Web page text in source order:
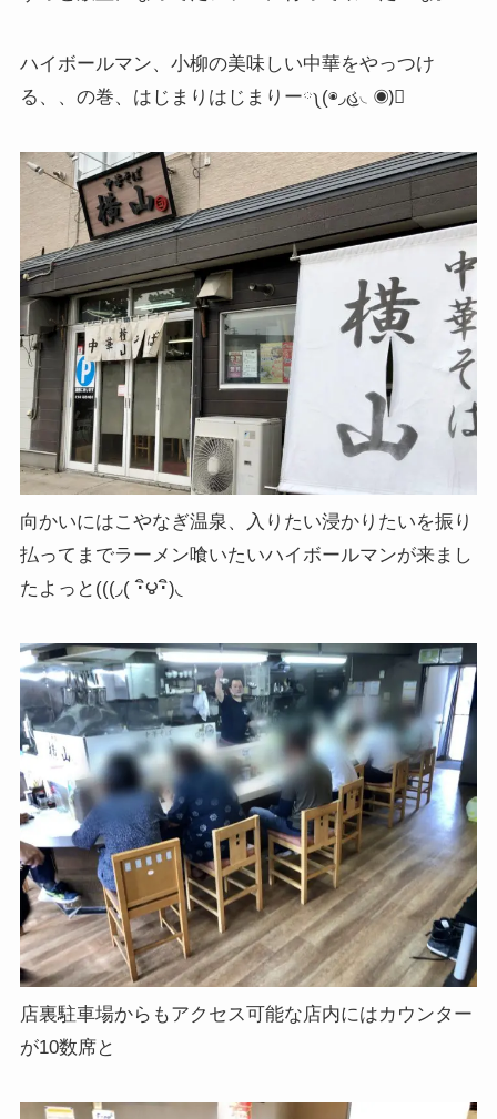
ハイボールマン、小柳の美味しい中華をやっつけ
る、、の巻、はじまりはじまりー༾(◉◞હ̱◟◉)༿
向かいにはこやなぎ温泉、入りたい浸かりたいを振り
払ってまでラーメン喰いたいハイボールマンが来まし
たよっと(((◞( ･ิ౪･ิ)◟
店裏駐車場からもアクセス可能な店内にはカウンター
が10数席と